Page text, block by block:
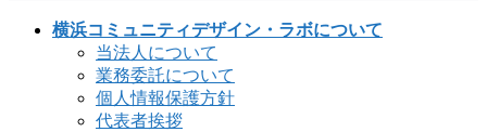
横浜コミュニティデザイン・ラボについて
当法人について
業務委託について
個人情報保護方針
代表者挨拶